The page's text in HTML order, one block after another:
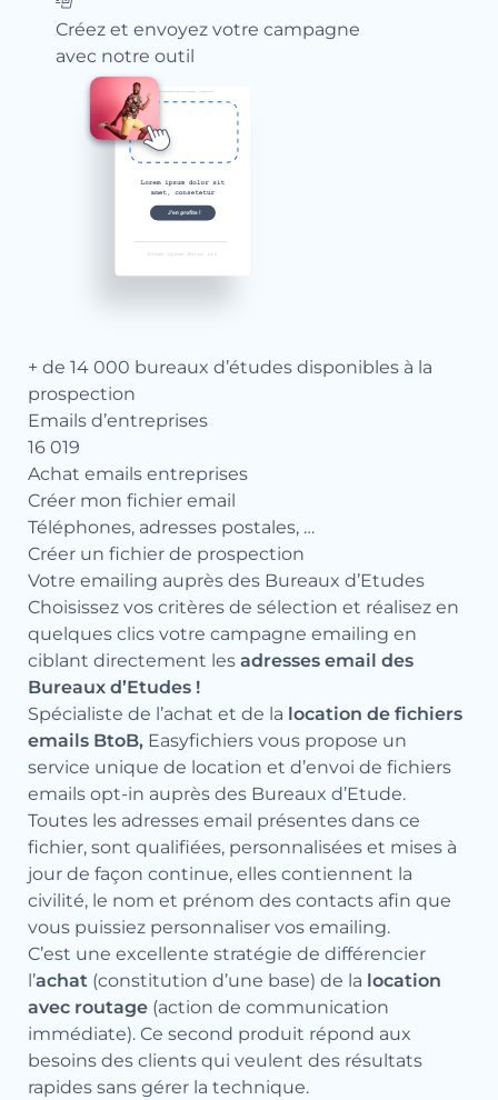
Créez et envoyez votre campagne
avec notre outil
+ de 14 000 bureaux d’études disponibles à la
prospection
Emails d’entreprises
16 019
Achat emails entreprises
Créer mon fichier email
Téléphones, adresses postales, …
Créer un fichier de prospection
Votre emailing auprès des Bureaux d’Etudes
Choisissez vos critères de sélection et réalisez en
quelques clics votre campagne emailing en
ciblant directement les adresses email des
Bureaux d’Etudes !
Spécialiste de l’achat et de la location de fichiers
emails BtoB, Easyfichiers vous propose un
service unique de location et d’envoi de fichiers
emails opt-in auprès des Bureaux d’Etude.
Toutes les adresses email présentes dans ce
fichier, sont qualifiées, personnalisées et mises à
jour de façon continue, elles contiennent la
civilité, le nom et prénom des contacts afin que
vous puissiez personnaliser vos emailing.
C’est une excellente stratégie de différencier
l’achat (constitution d’une base) de la location
avec routage (action de communication
immédiate). Ce second produit répond aux
besoins des clients qui veulent des résultats
rapides sans gérer la technique.